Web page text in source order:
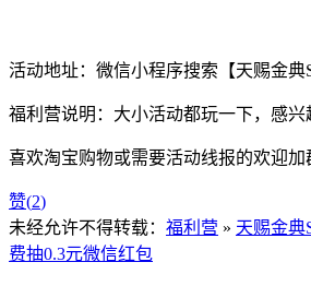
活动地址：微信小程序搜索【天赐金典
福利营说明：大小活动都玩一下，感兴
喜欢淘宝购物或需要活动线报的欢迎加
赞(2)
未经允许不得转载： 福利营 » 天赐金典
费抽0.3元微信红包